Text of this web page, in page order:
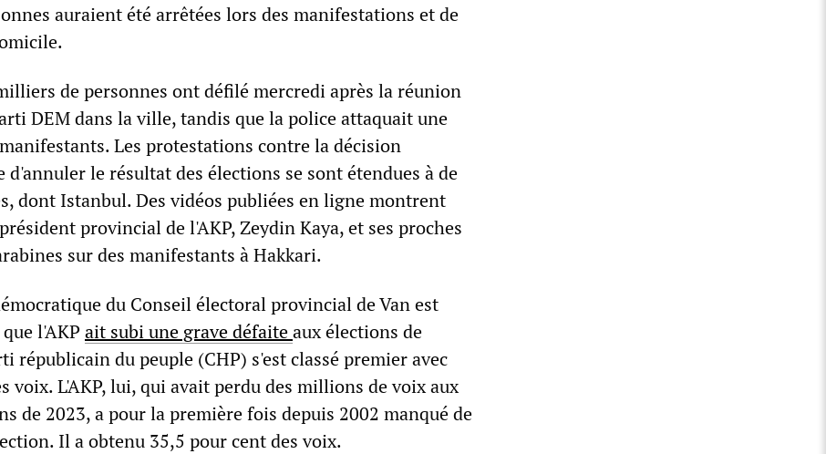
auraient été arrêtées lors des manifestations et de
de personnes ont défilé mercredi après la réunion
DEM dans la ville, tandis que la police attaquait une
Les protestations contre la décision
le résultat des élections se sont étendues à de
dont Istanbul. Des vidéos publiées en ligne montrent
provincial de l'AKP, Zeydin Kaya, et ses proches
sur des manifestants à Hakkari.
du Conseil électoral provincial de Van est
l'AKPait subi une grave défaiteaux élections de
républicain du peuple (CHP) s'est classé premier avec
voix. L'AKP, lui, qui avait perdu des millions de voix aux
de 2023, a pour la première fois depuis 2002 manqué de
Il a obtenu 35,5 pour cent des voix.